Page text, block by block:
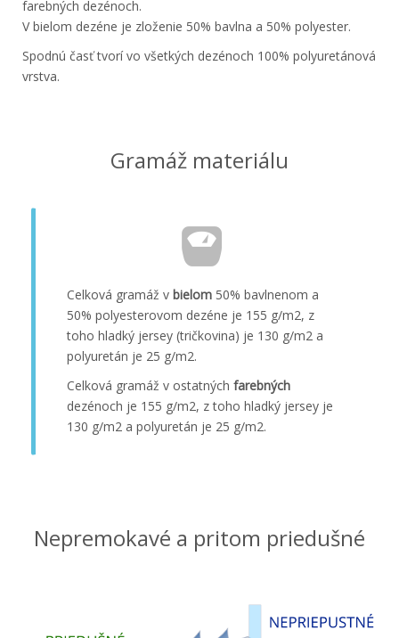
farebných dezénoch.
V bielom dezéne je zloženie 50% bavlna a 50% polyester.
Spodnú časť tvorí vo všetkých dezénoch 100% polyuretánová
vrstva.
Gramáž materiálu
Celková gramáž v bielom 50% bavlnenom a
50% polyesterovom dezéne je 155 g/m2, z
toho hladký jersey (tričkovina) je 130 g/m2 a
polyuretán je 25 g/m2.
Celková gramáž v ostatných farebných
dezénoch je 155 g/m2, z toho hladký jersey je
130 g/m2 a polyuretán je 25 g/m2.
Nepremokavé a pritom priedušné